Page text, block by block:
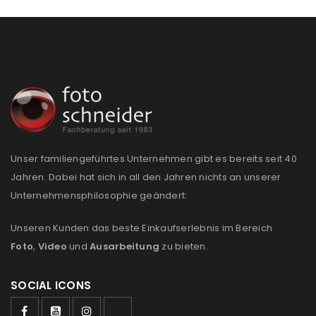
E-Mail-Adresse
deine E-Mail-Adresse gesendet.
NEWSLETTER ABONNIEREN
Please select all the ways you would like to hear from
us
Ich stimme zu
Unser familiengeführtes Unternehmen gibt es bereits seit 40
Jahren. Dabei hat sich in all den Jahren nichts an unserer
Unternehmensphilosophie geändert:
Unseren Kunden das beste Einkaufserlebnis im Bereich
Foto, Video und Ausarbeitung zu bieten.
SOCIAL ICONS